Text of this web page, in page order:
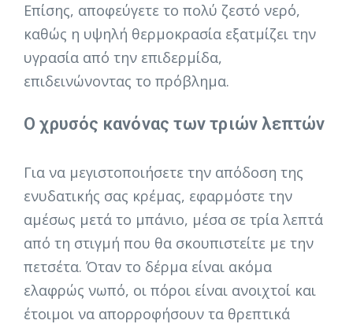
Επίσης, αποφεύγετε το πολύ ζεστό νερό,
καθώς η υψηλή θερμοκρασία εξατμίζει την
υγρασία από την επιδερμίδα,
επιδεινώνοντας το πρόβλημα.
Ο χρυσός κανόνας των τριών λεπτών
Για να μεγιστοποιήσετε την απόδοση της
ενυδατικής σας κρέμας, εφαρμόστε την
αμέσως μετά το μπάνιο, μέσα σε τρία λεπτά
από τη στιγμή που θα σκουπιστείτε με την
πετσέτα. Όταν το δέρμα είναι ακόμα
ελαφρώς νωπό, οι πόροι είναι ανοιχτοί και
έτοιμοι να απορροφήσουν τα θρεπτικά